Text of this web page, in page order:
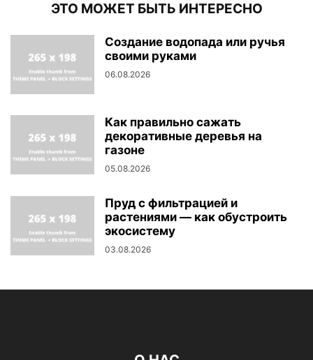
ЭТО МОЖЕТ БЫТЬ ИНТЕРЕСНО
Создание водопада или ручья
своими руками
06.08.2026
Как правильно сажать
декоративные деревья на
газоне
05.08.2026
Пруд с фильтрацией и
растениями — как обустроить
экосистему
03.08.2026